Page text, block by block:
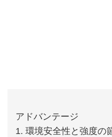
アドバンテージ
1. 環境安全性と強度の